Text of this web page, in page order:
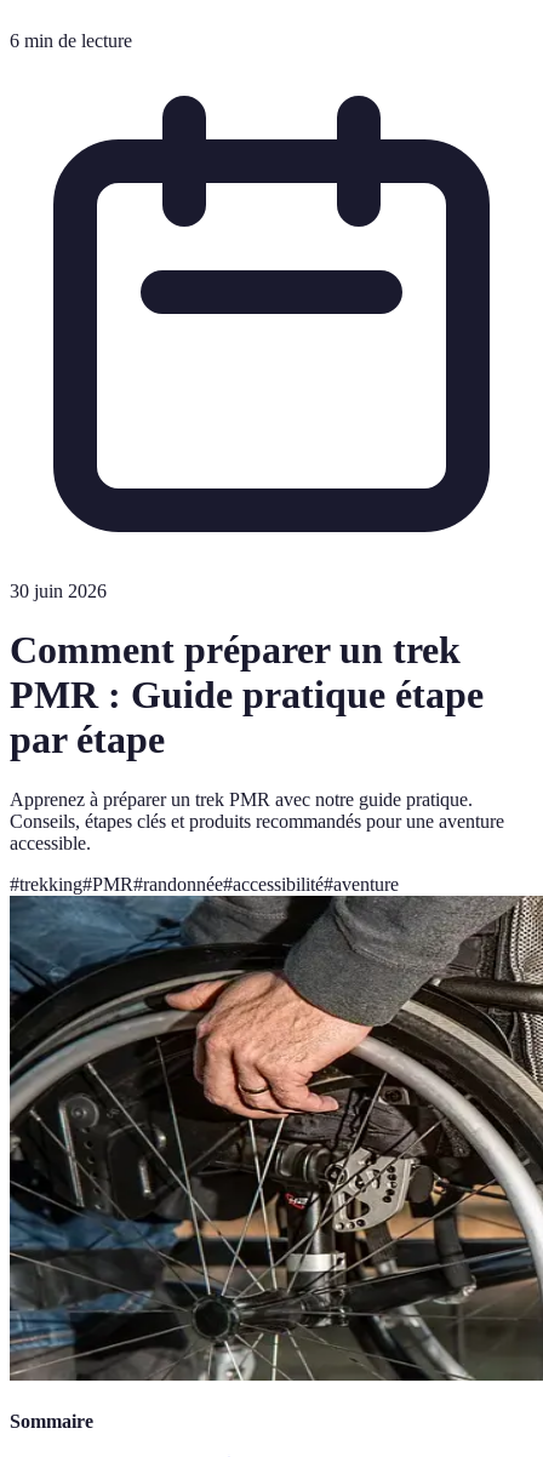
6 min de lecture
30 juin 2026
Comment préparer un trek
PMR : Guide pratique étape
par étape
Apprenez à préparer un trek PMR avec notre guide pratique.
Conseils, étapes clés et produits recommandés pour une aventure
accessible.
#trekking#PMR#randonnée#accessibilité#aventure
Sommaire